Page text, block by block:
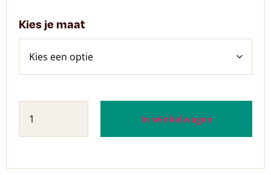
Kies je maat
In winkelwagen